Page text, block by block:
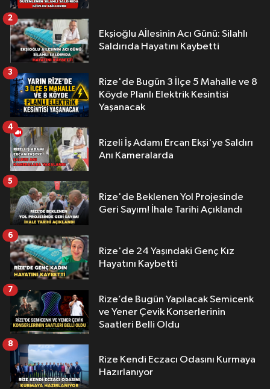
Ekşioğlu Aİlesinin Acı Günü: Silahlı
Saldırıda Hayatını Kaybetti
2
Rize'de Bugün 3 İlçe 5 Mahalle ve 8
Köyde Planlı Elektrik Kesintisi
Yaşanacak
3
Rizeli İş Adamı Ercan Ekşi'ye Saldırı
Anı Kameralarda
4
Rize'de Beklenen Yol Projesinde
Geri Sayım! İhale Tarihi Açıklandı
5
Rize'de 24 Yaşındaki Genç Kız
Hayatını Kaybetti
6
Rize’de Bugün Yapılacak Semicenk
ve Yener Çevik Konserlerinin
Saatleri Belli Oldu
7
Rize Kendi Eczacı Odasını Kurmaya
Hazırlanıyor
8